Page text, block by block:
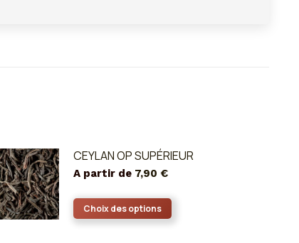
CEYLAN OP SUPÉRIEUR
A partir de 7,90 €
Choix des options
produit